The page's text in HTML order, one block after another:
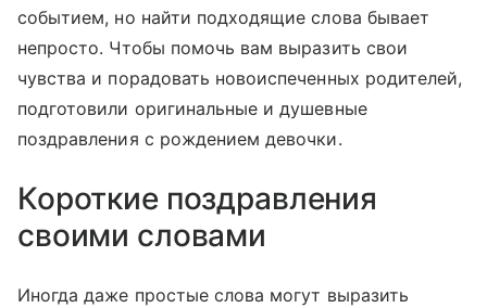
событием, но найти подходящие слова бывает
непросто. Чтобы помочь вам выразить свои
чувства и порадовать новоиспеченных родителей,
подготовили оригинальные и душевные
поздравления с рождением девочки.
Короткие поздравления
своими словами
Иногда даже простые слова могут выразить